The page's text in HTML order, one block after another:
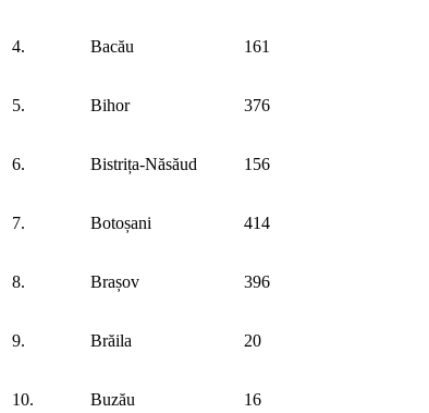
4. Bacău 161
5. Bihor 376
6. Bistrița-Năsăud 156
7. Botoșani 414
8. Brașov 396
9. Brăila 20
10. Buzău 16